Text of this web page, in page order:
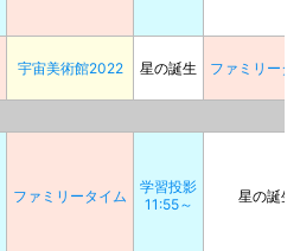
宇宙美術館2022 星の誕生 ファミリータ
ファミリータイム
学習投影
11:55～
星の誕生